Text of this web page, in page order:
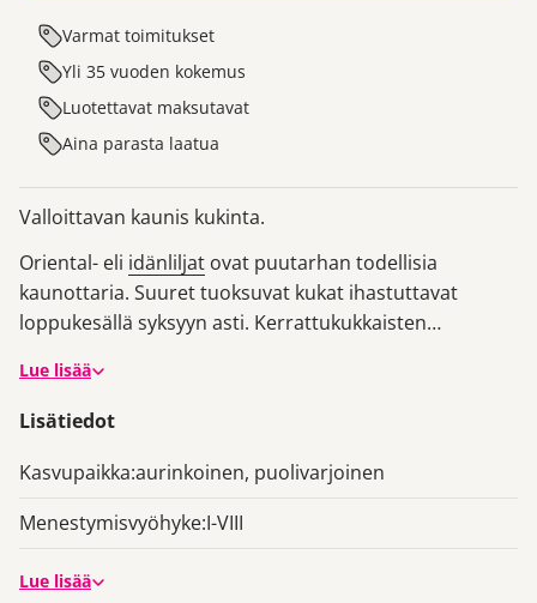
Varmat toimitukset
Yli 35 vuoden kokemus
Luotettavat maksutavat
Aina parasta laatua
Valloittavan kaunis kukinta.
Oriental- eli idänliljat ovat puutarhan todellisia
kaunottaria. Suuret tuoksuvat kukat ihastuttavat
loppukesällä syksyyn asti. Kerrattukukkaisten
liljalla on muhkeat, lumivalkoiset ja tiheään kerratut
kukat. Uskomattoman näyttävä lajike sellaisenaan tai
Lue lisää
Lisätiedot
Kasvupaikka:aurinkoinen, puolivarjoinen
Menestymisvyöhyke:I-VIII
Lue lisää